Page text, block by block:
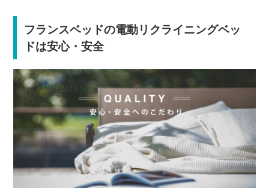
フランスベッドの電動リクライニングベッ
ドは安心・安全